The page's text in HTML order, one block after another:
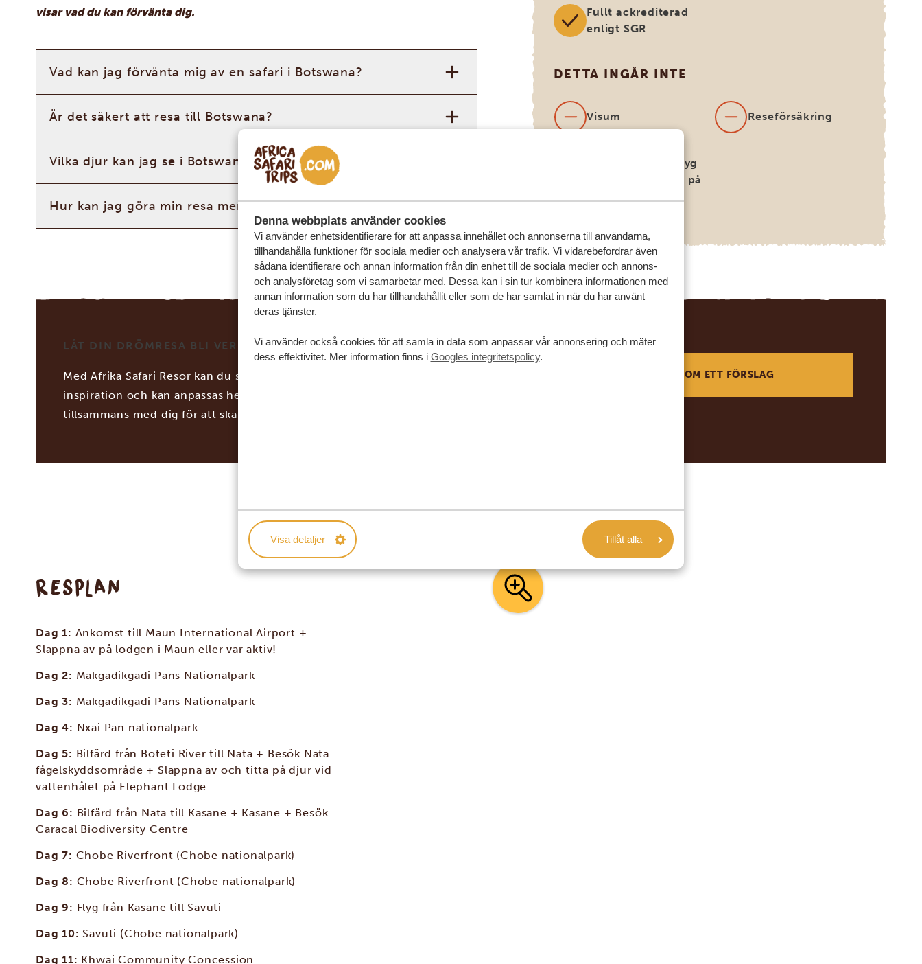
Denna webbplats använder cookies
Vi använder enhetsidentifierare för att anpassa innehållet och annonserna till användarna,
tillhandahålla funktioner för sociala medier och analysera vår trafik. Vi vidarebefordrar även
sådana identifierare och annan information från din enhet till de sociala medier och annons-
och analysföretag som vi samarbetar med. Dessa kan i sin tur kombinera informationen med
annan information som du har tillhandahållit eller som de har samlat in när du har använt
deras tjänster.
Vi använder också cookies för att samla in data som anpassar vår annonsering och mäter
dess effektivitet. Mer information finns i Googles integritetspolicy.
Visa detaljer Tillåt alla
visar vad du kan förvänta dig.
Vad kan jag förvänta mig av en safari i Botswana?
Är det säkert att resa till Botswana?
Vilka djur kan jag se i Botswana?
Hur kan jag göra min resa mer personlig med era tjänster?
Fullt ackrediterad
enligt SGR
DETTA INGÅR INTE
Visum Reseförsäkring
Internationella flyg
(kan bokas åt dig på
LÅT DIN DRÖMRESA BLI VERKLIG MED AFRIKA SAFARI RESOR
Med Afrika Safari Resor kan du skräddarsy din resa. Våra exempel på resplaner fungerar som
inspiration och kan anpassas helt och hållet efter dina önskemål. Våra specialister arbetar
tillsammans med dig för att skapa din drömresa!
BE OM ETT FÖRSLAG
RESPLAN
Dag 1: Ankomst till Maun International Airport +
Slappna av på lodgen i Maun eller var aktiv!
Dag 2: Makgadikgadi Pans Nationalpark
Dag 3: Makgadikgadi Pans Nationalpark
Dag 4: Nxai Pan nationalpark
Dag 5: Bilfärd från Boteti River till Nata + Besök Nata
fågelskyddsområde + Slappna av och titta på djur vid
vattenhålet på Elephant Lodge.
Dag 6: Bilfärd från Nata till Kasane + Kasane + Besök
Caracal Biodiversity Centre
Dag 7: Chobe Riverfront (Chobe nationalpark)
Dag 8: Chobe Riverfront (Chobe nationalpark)
Dag 9: Flyg från Kasane till Savuti
Dag 10: Savuti (Chobe nationalpark)
Dag 11: Khwai Community Concession